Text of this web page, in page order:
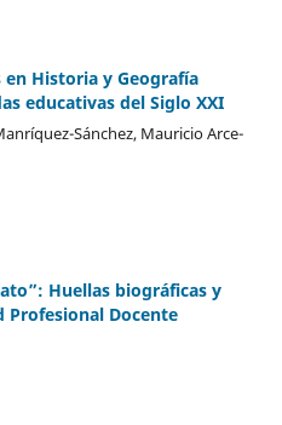
en Historia y Geografía
educativas del Siglo XXI
Sánchez, Mauricio Arce-
Huellas biográficas y
Profesional Docente